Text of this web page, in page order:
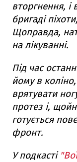
вторгнення, і
бригаді
Щоправда,
на лікуванні.
Під час
йому в
врятувати
протез і,
готується
фронт.
У подкасті